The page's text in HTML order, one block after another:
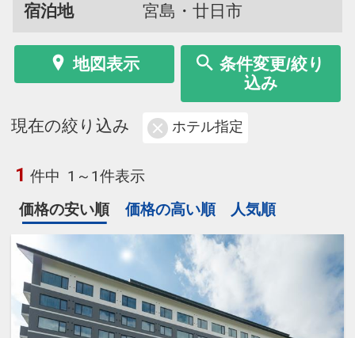
宿泊地
宮島・廿日市
地図表示
条件変更/絞り
込み
現在の絞り込み ホテル指定
1 件中 1～1件表示
価格の安い順
価格の高い順 人気順